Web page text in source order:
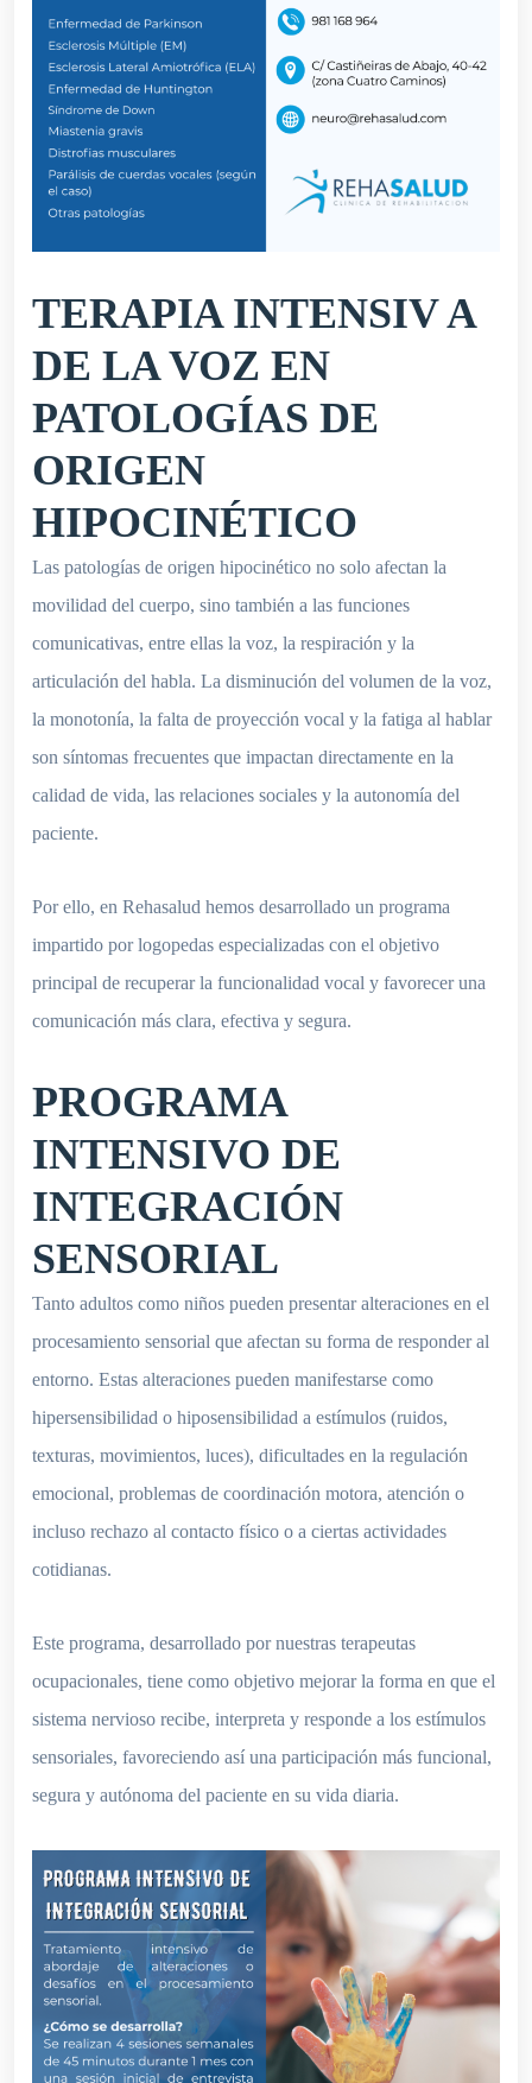
TERAPIA INTENSIV A
DE LA VOZ EN
PATOLOGÍAS DE
ORIGEN
HIPOCINÉTICO
Las patologías de origen hipocinético no solo afectan la
movilidad del cuerpo, sino también a las funciones
comunicativas, entre ellas la voz, la respiración y la
articulación del habla. La disminución del volumen de la voz,
la monotonía, la falta de proyección vocal y la fatiga al hablar
son síntomas frecuentes que impactan directamente en la
calidad de vida, las relaciones sociales y la autonomía del
paciente.
Por ello, en Rehasalud hemos desarrollado un programa
impartido por logopedas especializadas con el objetivo
principal de recuperar la funcionalidad vocal y favorecer una
comunicación más clara, efectiva y segura.
PROGRAMA
INTENSIVO DE
INTEGRACIÓN
SENSORIAL
Tanto adultos como niños pueden presentar alteraciones en el
procesamiento sensorial que afectan su forma de responder al
entorno. Estas alteraciones pueden manifestarse como
hipersensibilidad o hiposensibilidad a estímulos (ruidos,
texturas, movimientos, luces), dificultades en la regulación
emocional, problemas de coordinación motora, atención o
incluso rechazo al contacto físico o a ciertas actividades
cotidianas.
Este programa, desarrollado por nuestras terapeutas
ocupacionales, tiene como objetivo mejorar la forma en que el
sistema nervioso recibe, interpreta y responde a los estímulos
sensoriales, favoreciendo así una participación más funcional,
segura y autónoma del paciente en su vida diaria.